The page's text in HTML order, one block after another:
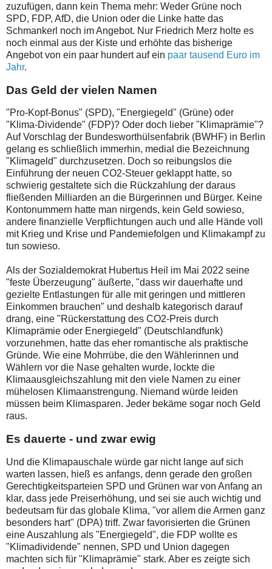
zuzufügen, dann kein Thema mehr: Weder Grüne noch
SPD, FDP, AfD, die Union oder die Linke hatte das
Schmankerl noch im Angebot. Nur Friedrich Merz holte es
noch einmal aus der Kiste und erhöhte das bisherige
Angebot von ein paar hundert auf ein paar tausend Euro im
Jahr.
Das Geld der vielen Namen
"Pro-Kopf-Bonus" (SPD), "Energiegeld" (Grüne) oder
"Klima-Dividende" (FDP)? Oder doch lieber "Klimaprämie"?
Auf Vorschlag der Bundesworthülsenfabrik (BWHF) in Berlin
gelang es schließlich immerhin, medial die Bezeichnung
"Klimageld" durchzusetzen. Doch so reibungslos die
Einführung der neuen CO2-Steuer geklappt hatte, so
schwierig gestaltete sich die Rückzahlung der daraus
fließenden Milliarden an die Bürgerinnen und Bürger. Keine
Kontonummern hatte man nirgends, kein Geld sowieso,
andere finanzielle Verpflichtungen auch und alle Hände voll
mit Krieg und Krise und Pandemiefolgen und Klimakampf zu
tun sowieso.
Als der Sozialdemokrat Hubertus Heil im Mai 2022 seine
"feste Überzeugung" äußerte, "dass wir dauerhafte und
gezielte Entlastungen für alle mit geringen und mittleren
Einkommen brauchen" und deshalb kategorisch darauf
drang, eine "Rückerstattung des CO2-Preis durch
Klimaprämie oder Energiegeld" (Deutschlandfunk)
vorzunehmen, hatte das eher romantische als praktische
Gründe. Wie eine Mohrrübe, die den Wählerinnen und
Wählern vor die Nase gehalten wurde, lockte die
Klimaausgleichszahlung mit den viele Namen zu einer
mühelosen Klimaanstrengung. Niemand würde leiden
müssen beim Klimasparen. Jeder bekäme sogar noch Geld
raus.
Es dauerte - und zwar ewig
Und die Klimapauschale würde gar nicht lange auf sich
warten lassen, hieß es anfangs, denn gerade den großen
Gerechtigkeitsparteien SPD und Grünen war von Anfang an
klar, dass jede Preiserhöhung, und sei sie auch wichtig und
bedeutsam für das globale Klima, "vor allem die Armen ganz
besonders hart" (DPA) triff. Zwar favorisierten die Grünen
eine Auszahlung als "Energiegeld", die FDP wollte es
"Klimadividende" nennen, SPD und Union dagegen
machten sich für "Klimaprämie" stark. Aber es zeigte sich